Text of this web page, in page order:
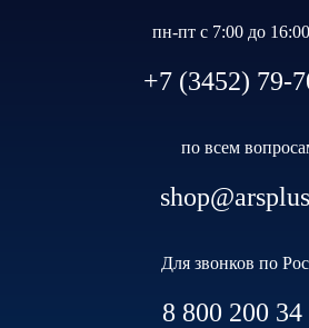
пн-пт с 7:00 до
+7 (3452) 79-
по всем
Для звонков по
8 800 200 34